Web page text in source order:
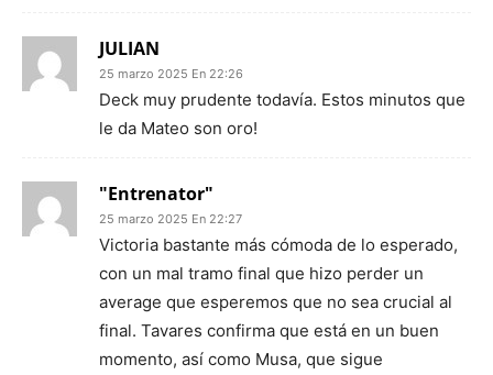
JULIAN
25 marzo 2025 En 22:26
Deck muy prudente todavía. Estos minutos que
le da Mateo son oro!
"Entrenator"
25 marzo 2025 En 22:27
Victoria bastante más cómoda de lo esperado,
con un mal tramo final que hizo perder un
average que esperemos que no sea crucial al
final. Tavares confirma que está en un buen
momento, así como Musa, que sigue